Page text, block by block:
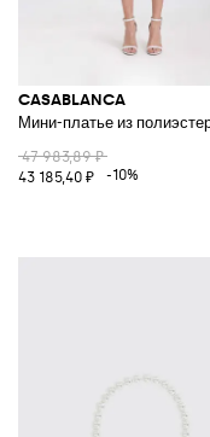
CASABLANCA
Мини-платье из
47 983,89 ₽
43 185,40 ₽
-10%